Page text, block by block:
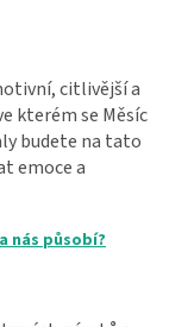
citlivější a
kterém se Měsíc
budete na tato
emoce a
nás působí?